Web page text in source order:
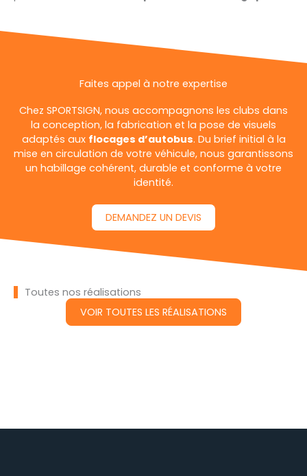
Faites appel à notre expertise
Chez SPORTSIGN, nous accompagnons les clubs dans
la conception, la fabrication et la pose de visuels
adaptés aux flocages d’autobus. Du brief initial à la
mise en circulation de votre véhicule, nous garantissons
un habillage cohérent, durable et conforme à votre
identité.
DEMANDEZ UN DEVIS
Toutes nos réalisations
VOIR TOUTES LES RÉALISATIONS